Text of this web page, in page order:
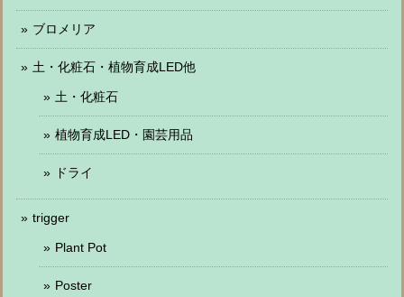
ブロメリア
土・化粧石・植物育成LED他
土・化粧石
植物育成LED・園芸用品
ドライ
trigger
Plant Pot
Poster